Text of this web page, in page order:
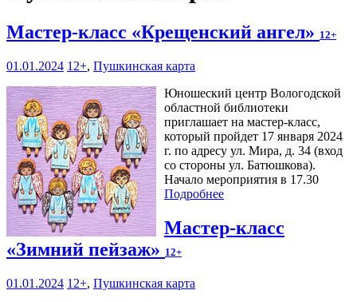
Мастер-класс «Крещенский ангел» 12+
01.01.2024 12+, Пушкинская карта
Юношеский центр Вологодской
областной библиотеки
приглашает на мастер-класс,
который пройдет 17 января 2024
г. по адресу ул. Мира, д. 34 (вход
со стороны ул. Батюшкова).
Начало мероприятия в 17.30
Подробнее
Мастер-класс
«Зимний пейзаж» 12+
01.01.2024 12+, Пушкинская карта